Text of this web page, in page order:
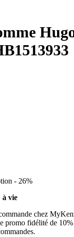
- 26%
à vie
chez
promo fidélité de